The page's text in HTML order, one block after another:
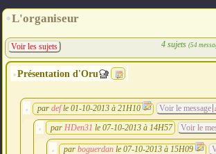
L'organiseur
4 sujets (54
Voir les sujets
Présentation d'Oru
par def le 01-10-2013 à 21H10 Voir le message
par HDen31 le 07-10-2013 à 14H57 Voir le
par boguerdan le 07-10-2013 à 15H09